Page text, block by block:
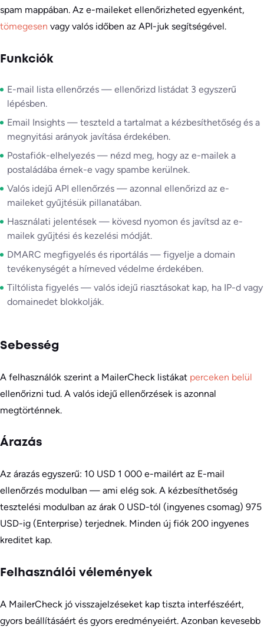
spam mappában. Az e-maileket ellenőrizheted egyenként,
tömegesen vagy valós időben az API-juk segítségével.
Funkciók
E-mail lista ellenőrzés — ellenőrizd listádat 3 egyszerű
lépésben.
Email Insights — teszteld a tartalmat a kézbesíthetőség és a
megnyitási arányok javítása érdekében.
Postafiók-elhelyezés — nézd meg, hogy az e-mailek a
postaládába érnek-e vagy spambe kerülnek.
Valós idejű API ellenőrzés — azonnal ellenőrizd az e-
maileket gyűjtésük pillanatában.
Használati jelentések — kövesd nyomon és javítsd az e-
mailek gyűjtési és kezelési módját.
DMARC megfigyelés és riportálás — figyelje a domain
tevékenységét a hírneved védelme érdekében.
Tiltólista figyelés — valós idejű riasztásokat kap, ha IP-d vagy
domainedet blokkolják.
Sebesség
A felhasználók szerint a MailerCheck listákat perceken belül
ellenőrizni tud. A valós idejű ellenőrzések is azonnal
megtörténnek.
Árazás
Az árazás egyszerű: 10 USD 1 000 e-mailért az E-mail
ellenőrzés modulban — ami elég sok. A kézbesíthetőség
tesztelési modulban az árak 0 USD-tól (ingyenes csomag) 975
USD-ig (Enterprise) terjednek. Minden új fiók 200 ingyenes
kreditet kap.
Felhasználói vélemények
A MailerCheck jó visszajelzéseket kap tiszta interfészéért,
gyors beállításáért és gyors eredményeiért. Azonban kevesebb